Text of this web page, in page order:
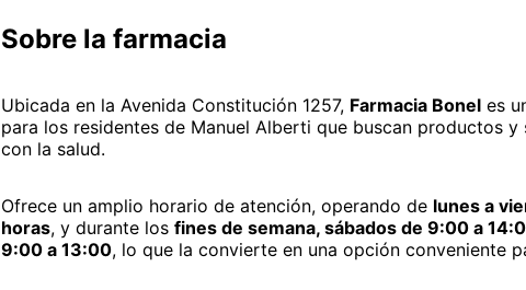
Sobre la farmacia
Ubicada en la Avenida Constitución 1257, Farmacia Bonel es
para los residentes de Manuel Alberti que buscan productos
con la salud.
Ofrece un amplio horario de atención, operando de lunes a
horas, y durante los fines de semana, sábados de 9:00 a
9:00 a 13:00, lo que la convierte en una opción conveniente